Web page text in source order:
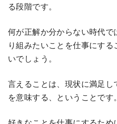
る段階です。
何が正解か分からない時代
り組みたいことを仕事にす
いでしょう。
言えることは、現状に満足
を意味する、ということです。